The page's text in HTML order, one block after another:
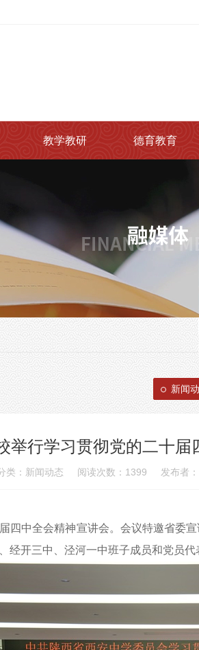
教学教研 德育教育
新闻
举行学习贯彻党的二十届
类：新闻动态 阅读次数：1399 发布者
四中全会精神宣讲会。会议特邀省委
经开三中、泾河一中班子成员和党员代